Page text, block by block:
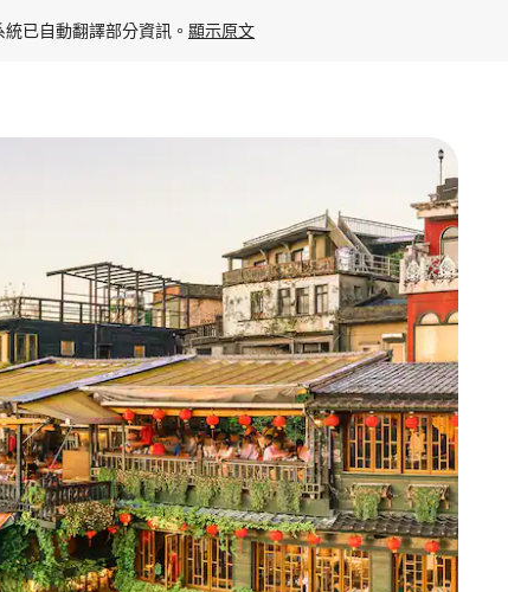
統已自動翻譯部分資訊。 顯示原文